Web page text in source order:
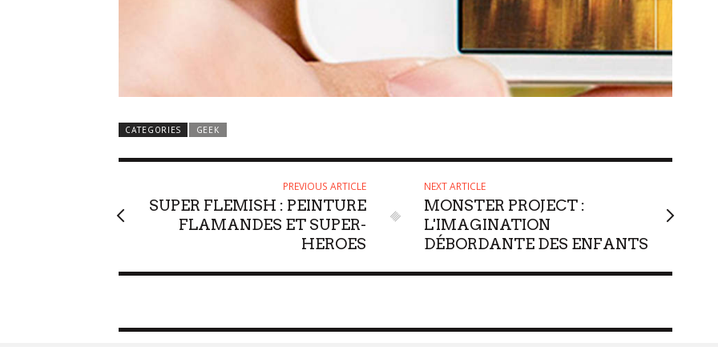
CATEGORIES GEEK
PREVIOUS ARTICLE
SUPER FLEMISH : PEINTURE
FLAMANDES ET SUPER-
HEROES
NEXT ARTICLE
MONSTER PROJECT :
L'IMAGINATION
DÉBORDANTE DES ENFANTS